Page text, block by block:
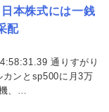
本株式には一銭
配
通りすがり
ンとsp500に月3万
、…